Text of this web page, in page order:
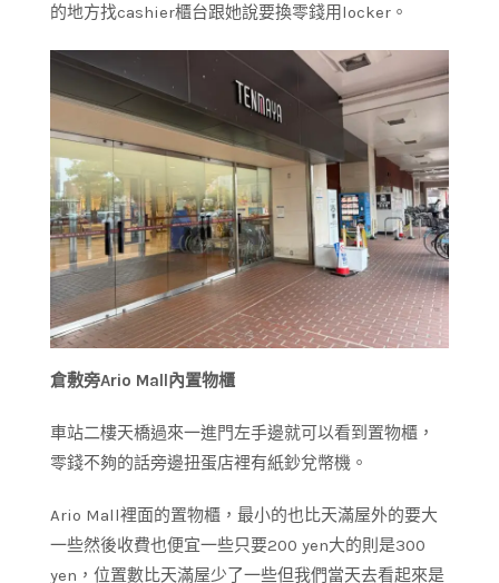
的地方找cashier櫃台跟她說要換零錢用locker。
倉敷旁Ario Mall內置物櫃
車站二樓天橋過來一進門左手邊就可以看到置物櫃，
零錢不夠的話旁邊扭蛋店裡有紙鈔兌幣機。
Ario Mall裡面的置物櫃，最小的也比天滿屋外的要大
一些然後收費也便宜一些只要200 yen大的則是300
yen，位置數比天滿屋少了一些但我們當天去看起來是